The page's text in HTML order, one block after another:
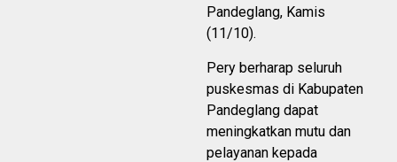
Pandeglang, Kamis
(11/10).
Pery berharap seluruh
puskesmas di Kabupaten
Pandeglang dapat
meningkatkan mutu dan
pelayanan kepada